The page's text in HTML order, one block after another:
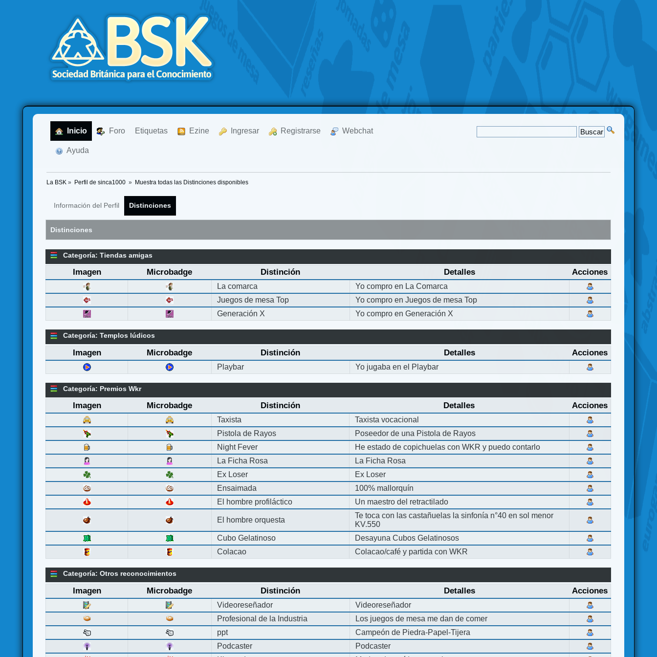
Inicio Foro Etiquetas Ezine Ingresar Registrarse Webchat
Ayuda
La BSK » Perfil de sinca1000 » Muestra todas las Distinciones disponibles
Información del Perfil Distinciones
Distinciones
Categoría: Tiendas amigas
Imagen Microbadge Distinción Detalles Acciones
La comarca
Yo compro en La Comarca
Juegos de mesa Top
Yo compro en Juegos de mesa Top
Generación X
Yo compro en Generación X
Categoría: Templos lúdicos
Imagen Microbadge Distinción Detalles Acciones
Playbar Yo jugaba en el Playbar
Categoría: Premios Wkr
Imagen Microbadge Distinción Detalles Acciones
Taxista
Taxista vocacional
Pistola de Rayos
Poseedor de una Pistola de Rayos
Night Fever
He estado de copichuelas con WKR y puedo contarlo
La Ficha Rosa
La Ficha Rosa
Ex Loser
Ex Loser
Ensaimada
100% mallorquín
El hombre profiláctico
Un maestro del retractilado
El hombre orquesta
Te toca con las castañuelas la sinfonía n°40 en sol menor
KV.550
Cubo Gelatinoso
Desayuna Cubos Gelatinosos
Colacao
Colacao/café y partida con WKR
Categoría: Otros reconocimientos
Imagen Microbadge Distinción Detalles Acciones
Videoreseñador
Videoreseñador
Profesional de la Industria
Los juegos de mesa me dan de comer
ppt
Campeón de Piedra-Papel-Tijera
Podcaster
Podcaster